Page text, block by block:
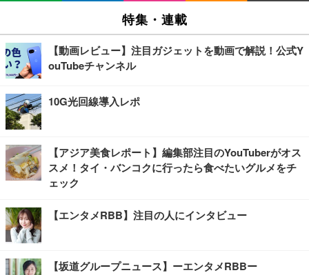
特集・連載
【動画レビュー】注目ガジェットを動画で解説！公式Y
ouTubeチャンネル
10G光回線導入レポ
【アジア美食レポート】編集部注目のYouTuberがオス
スメ！タイ・バンコクに行ったら食べたいグルメをチ
ェック
【エンタメRBB】注目の人にインタビュー
【坂道グループニュース】ーエンタメRBBー